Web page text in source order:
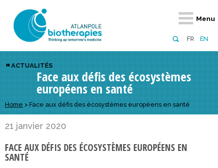
FR EN
Menu
Retour
À propos
Présentation du pôle
Domaines d’excellence
Retour
Comité scientifique
Financeurs
Retour
Notre réseau
Membres du pôle
Partenaires
Réseau européen
Retour
Actus, événements, AAP
Actualités
Événements
Appels à projets
Retour
régionaux
nationaux
Retour
Notre offre
Diversifiez votre réseau
Visez l’international
Développez vos projets d’innovation
Retour
Nous rejoindre
En tant qu’adhérent
En tant que partenaire
Retour
Emploi
Offres d’emploi
Candidatures
ACTUALITÉS
Face aux défis des écosystèmes
européens en santé
Home > Face aux défis des écosystèmes européens en santé
21 janvier 2020
FACE AUX DÉFIS DES ÉCOSYSTÈMES EUROPÉENS EN
SANTÉ